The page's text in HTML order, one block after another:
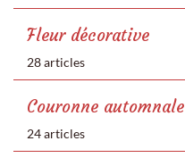
Fleur décorative
28 articles
Couronne automnale
24 articles